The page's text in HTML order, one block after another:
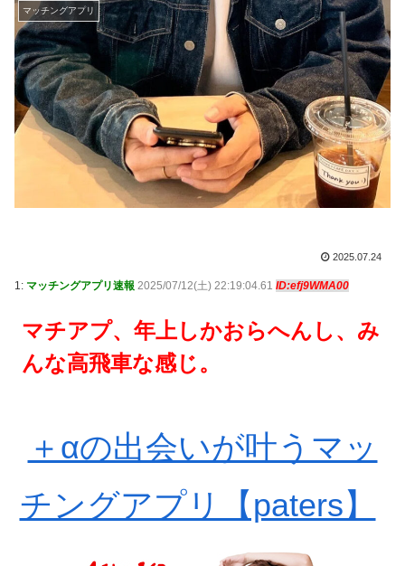
マッチングアプリ
2025.07.24
1: マッチングアプリ速報 2025/07/12(土) 22:19:04.61 ID:efj9WMA00
マチアプ、年上しかおらへんし、み
んな高飛車な感じ。
＋αの出会いが叶うマッ
チングアプリ【paters】